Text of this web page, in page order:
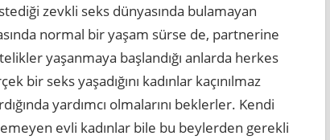
zevkli seks dünyasında bulamayan
normal bir yaşam sürse de, partnerine
yaşanmaya başlandığı anlarda herkes
seks yaşadığını kadınlar kaçınılmaz
yardımcı olmalarını beklerler. Kendi
evli kadınlar bile bu beylerden gerekli